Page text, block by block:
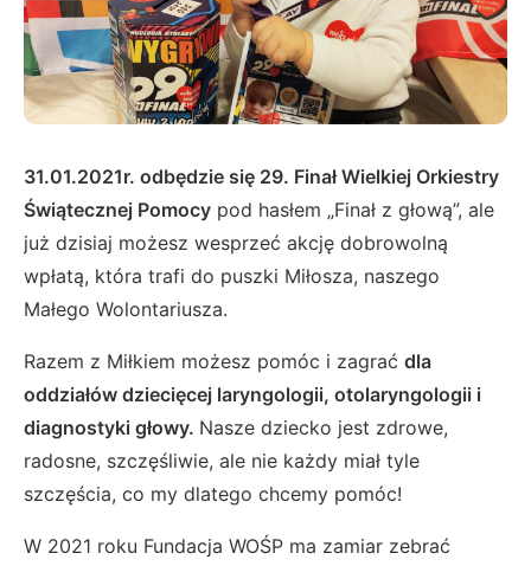
31.01.2021r. odbędzie się 29. Finał Wielkiej Orkiestry
Świątecznej Pomocy pod hasłem „Finał z głową”, ale
już dzisiaj możesz wesprzeć akcję dobrowolną
wpłatą, która trafi do puszki Miłosza, naszego
Małego Wolontariusza.
Razem z Miłkiem możesz pomóc i zagrać dla
oddziałów dziecięcej laryngologii, otolaryngologii i
diagnostyki głowy. Nasze dziecko jest zdrowe,
radosne, szczęśliwie, ale nie każdy miał tyle
szczęścia, co my dlatego chcemy pomóc!
W 2021 roku Fundacja WOŚP ma zamiar zebrać